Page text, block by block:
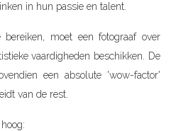
in hun passie en talent.
moet een fotograaf over
vaardigheden beschikken. De
een absolute 'wow-factor'
van de rest.